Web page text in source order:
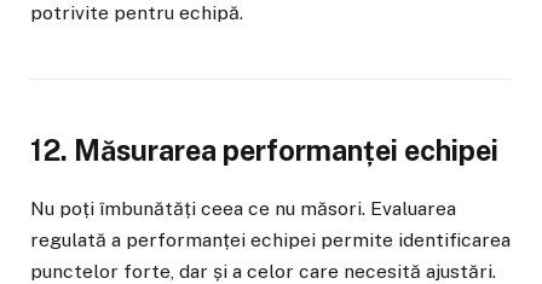
potrivite pentru echipă.
12. Măsurarea performanței echipei
Nu poți îmbunătăți ceea ce nu măsori. Evaluarea
regulată a performanței echipei permite identificarea
punctelor forte, dar și a celor care necesită ajustări.